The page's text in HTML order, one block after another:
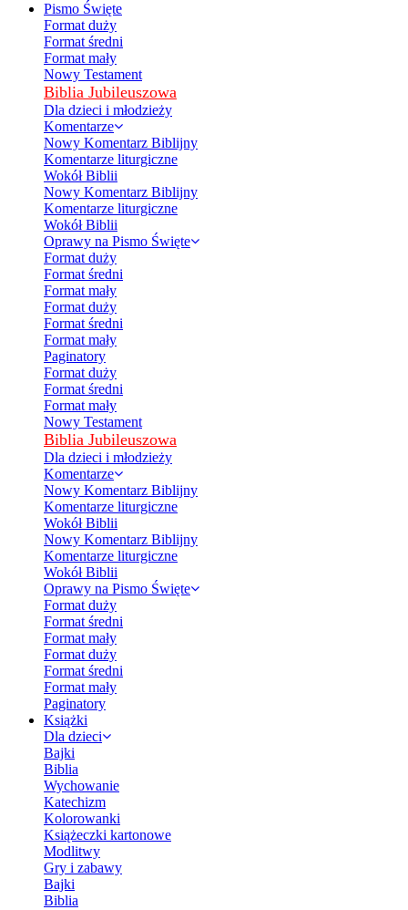
Pismo Święte
Format duży
Format średni
Format mały
Nowy Testament
Biblia Jubileuszowa
Dla dzieci i młodzieży
Komentarze
Nowy Komentarz Biblijny
Komentarze liturgiczne
Wokół Biblii
Nowy Komentarz Biblijny
Komentarze liturgiczne
Wokół Biblii
Oprawy na Pismo Święte
Format duży
Format średni
Format mały
Format duży
Format średni
Format mały
Paginatory
Format duży
Format średni
Format mały
Nowy Testament
Biblia Jubileuszowa
Dla dzieci i młodzieży
Komentarze
Nowy Komentarz Biblijny
Komentarze liturgiczne
Wokół Biblii
Nowy Komentarz Biblijny
Komentarze liturgiczne
Wokół Biblii
Oprawy na Pismo Święte
Format duży
Format średni
Format mały
Format duży
Format średni
Format mały
Paginatory
Książki
Dla dzieci
Bajki
Biblia
Wychowanie
Katechizm
Kolorowanki
Książeczki kartonowe
Modlitwy
Gry i zabawy
Bajki
Biblia